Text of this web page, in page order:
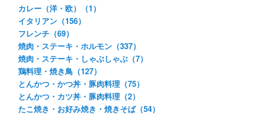
カレー（洋・欧）（1）
イタリアン（156）
フレンチ（69）
焼肉・ステーキ・ホルモン（337）
焼肉・ステーキ・しゃぶしゃぶ（7）
鶏料理・焼き鳥（127）
とんかつ・かつ丼・豚肉料理（75）
とんかつ・カツ丼・豚肉料理（2）
たこ焼き・お好み焼き・焼きそば（54）